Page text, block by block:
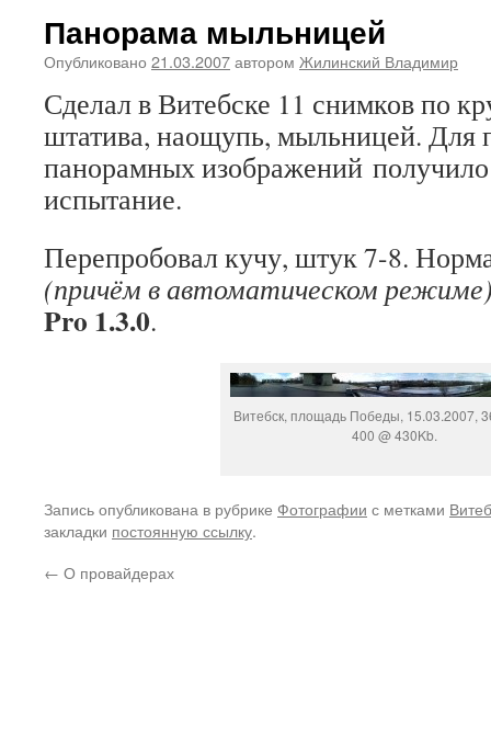
Панорама мыльницей
Опубликовано 21.03.2007автором Жилинский Владимир
Сделал в Витебске 11 снимков по
штатива, наощупь, мыльницей. Для
панорамных изображений
испытание.
Перепробовал кучу, штук 7-8.
(причём в автоматическом
Pro 1.3.0.
Витебск, площадь Победы, 15.03.2007,
400 @ 430Kb.
Запись опубликована в рубрике Фотографии с метками
закладки постоянную ссылку.
← О провайдерах